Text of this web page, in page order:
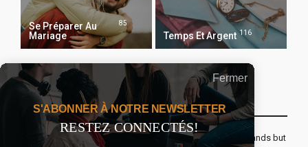
Se Préparer Au
Mariage
85
Temps Et Argent 116
Recevoir Notre Newsletter Chaque Matin
The real voyage of discovery consists not in seeking new lands but
Fermer
S'ABONNER À NOTRE NEWSLETTER
RESTEZ CONNECTÉS!